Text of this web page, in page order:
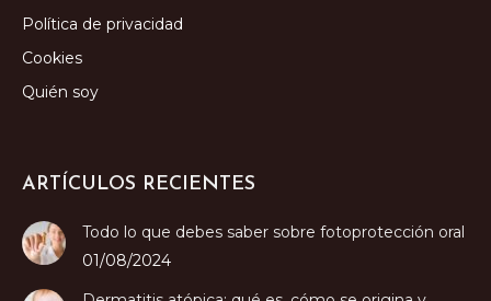
windowwindow
Política de privacidad
Cookies
Quién soy
ARTÍCULOS RECIENTES
Todo lo que debes saber sobre fotoprotección oral
01/08/2024